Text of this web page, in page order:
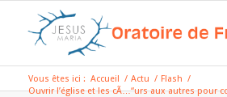
Vous êtes ici : Accueil / Actu / Flash /
Ouvrir l’église et les cÃ…“urs aux autres pour